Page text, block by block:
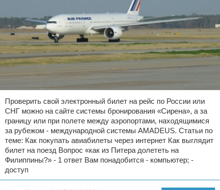
Проверить свой электронный билет на рейс по России или
СНГ можно на сайте системы бронирования «Сирена», а за
границу или при полете между аэропортами, находящимися
за рубежом - международной системы AMADEUS. Статьи по
теме: Как покупать авиабилеты через интернет Как выглядит
билет на поезд Вопрос «как из Питера долететь на
Филиппины?» - 1 ответ Вам понадобится - компьютер; -
доступ